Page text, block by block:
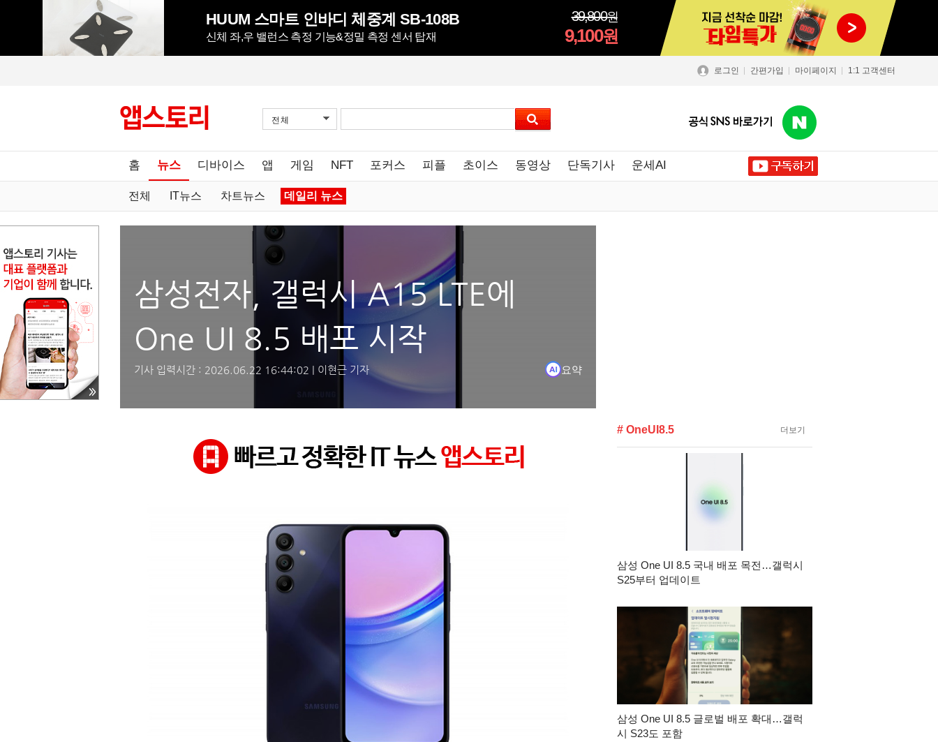
HUUM 스마트 인바디 체중계 SB-108B
신체 좌,우 밸런스 측정 기능&정밀 측정 센서 탑재
39,800원
9,100원
로그인 간편가입 마이페이지 1:1 고객센터
전체
홈 뉴스 디바이스 앱 게임 NFT 포커스 피플 초이스 동영상 단독기사 운세AI
전체 IT뉴스 차트뉴스 데일리 뉴스
삼성전자, 갤럭시 A15 LTE에
One UI 8.5 배포 시작
기사 입력시간 : 2026.06.22 16:44:02 | 이현근 기자 요약
모델에 One UI 8.5 업데이트 배포를 시작했다고 밝혔습니다.
A15 시리즈의 4G와 5G 모델 모두 최신 소프트웨어를 사용할 수 있게 되었으며, LTE 모델 사용자들도 최신 기능을 이용할 수 있게 되었습니다.
은 'A155NKSU9DZF1'이며 다운로드 용량은 약 2.59GB로, 2026년 5월 보안 패치가 포함되어 총 36개의 보안 취약점을 수정합니다.
# OneUI8.5 더보기
삼성 One UI 8.5 국내 배포 목전…갤럭시
S25부터 업데이트
삼성 One UI 8.5 글로벌 배포 확대…갤럭
시 S23도 포함